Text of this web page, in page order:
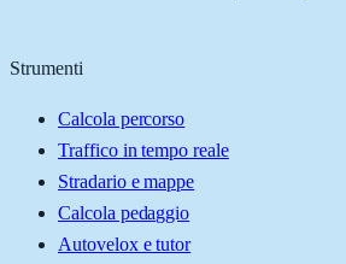
Strumenti
Calcola percorso
Traffico in tempo reale
Stradario e mappe
Calcola pedaggio
Autovelox e tutor